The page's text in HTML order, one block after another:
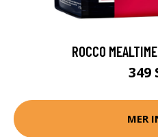
ROCCO
349
MER